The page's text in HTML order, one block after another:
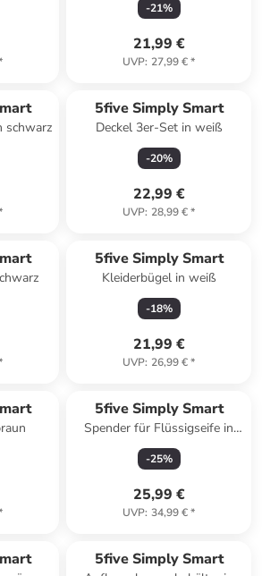
-21%
21,99 €
UVP: 27,99 €*
schwarz
5five Simply Smart
Deckel 3er-Set in weiß
-20%
22,99 €
UVP: 28,99 €*
5five Simply Smart
Kleiderbügel in weiß
-18%
21,99 €
UVP: 26,99 €*
5five Simply Smart
Spender für Flüssigseife in
braun
-25%
25,99 €
UVP: 34,99 €*
5five Simply Smart